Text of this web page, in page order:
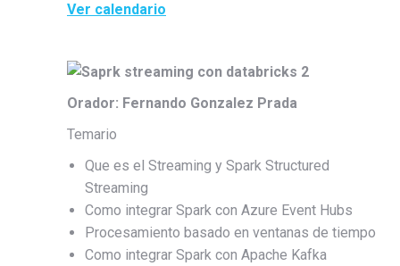
Ver calendario
Orador: Fernando Gonzalez Prada
Temario
Que es el Streaming y Spark Structured
Streaming
Como integrar Spark con Azure Event Hubs
Procesamiento basado en ventanas de tiempo
Como integrar Spark con Apache Kafka